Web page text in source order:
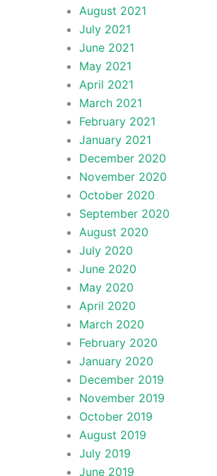
August 2021
July 2021
June 2021
May 2021
April 2021
March 2021
February 2021
January 2021
December 2020
November 2020
October 2020
September 2020
August 2020
July 2020
June 2020
May 2020
April 2020
March 2020
February 2020
January 2020
December 2019
November 2019
October 2019
August 2019
July 2019
June 2019